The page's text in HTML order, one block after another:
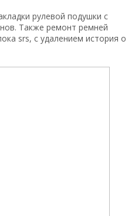
рулевой подушки с
Также ремонт ремней
srs, с удалением история о